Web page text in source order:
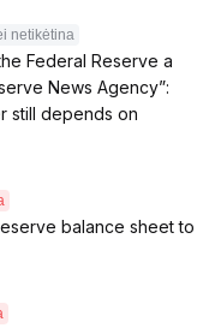
netikėtina
Federal Reserve a
News Agency”:
still depends on
balance sheet to